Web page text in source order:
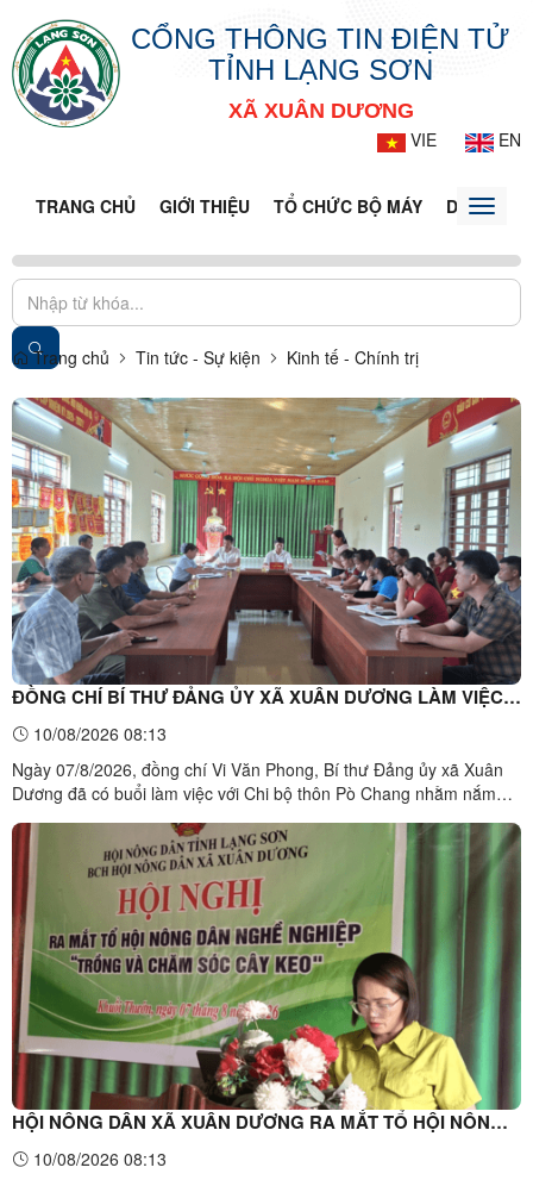
CỔNG THÔNG TIN ĐIỆN TỬ
TỈNH LẠNG SƠN
XÃ XUÂN DƯƠNG
VIE
EN
TRANG CHỦ GIỚI THIỆU TỔ CHỨC BỘ MÁY DOANH
Toggle
Trang chủ Tin tức - Sự kiện Kinh tế - Chính trị
ĐỒNG CHÍ BÍ THƯ ĐẢNG ỦY XÃ XUÂN DƯƠNG LÀM VIỆC
VỚI CHI BỘ THÔN PÒ CHANG
10/08/2026 08:13
Ngày 07/8/2026, đồng chí Vi Văn Phong, Bí thư Đảng ủy xã Xuân
Dương đã có buổi làm việc với Chi bộ thôn Pò Chang nhằm nắm
hướng, nhiệm vụ trọng tâm tháng 8 năm 2026. Cùng dự buổi làm
việc có đồng chí Hoàng Thị Luyến, Ủy viên Ban ...
HỘI NÔNG DÂN XÃ XUÂN DƯƠNG RA MẮT TỔ HỘI NÔNG
DÂN NGHỀ NGHIỆP “TRỒNG VÀ CHĂM SÓC CÂY KEO”
10/08/2026 08:13